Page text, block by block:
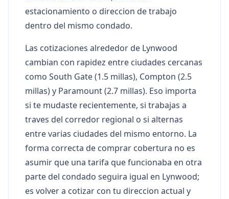
estacionamiento o direccion de trabajo
dentro del mismo condado.
Las cotizaciones alrededor de Lynwood
cambian con rapidez entre ciudades cercanas
como South Gate (1.5 millas), Compton (2.5
millas) y Paramount (2.7 millas). Eso importa
si te mudaste recientemente, si trabajas a
traves del corredor regional o si alternas
entre varias ciudades del mismo entorno. La
forma correcta de comprar cobertura no es
asumir que una tarifa que funcionaba en otra
parte del condado seguira igual en Lynwood;
es volver a cotizar con tu direccion actual y